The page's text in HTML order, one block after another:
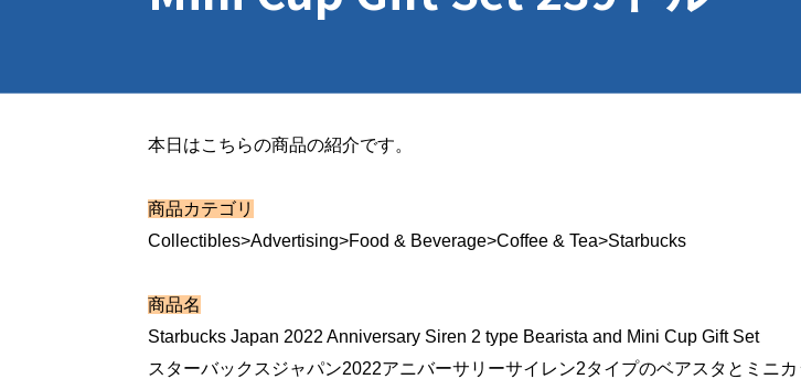
本日はこちらの商品の紹介です。
商品カテゴリ
Collectibles>Advertising>Food & Beverage>Coffee & Tea>Starbucks
商品名
Starbucks Japan 2022 Anniversary Siren 2 type Bearista and Mini Cup Gift Set
スターバックスジャパン2022アニバーサリーサイレン2タイプのベアスタとミニカ